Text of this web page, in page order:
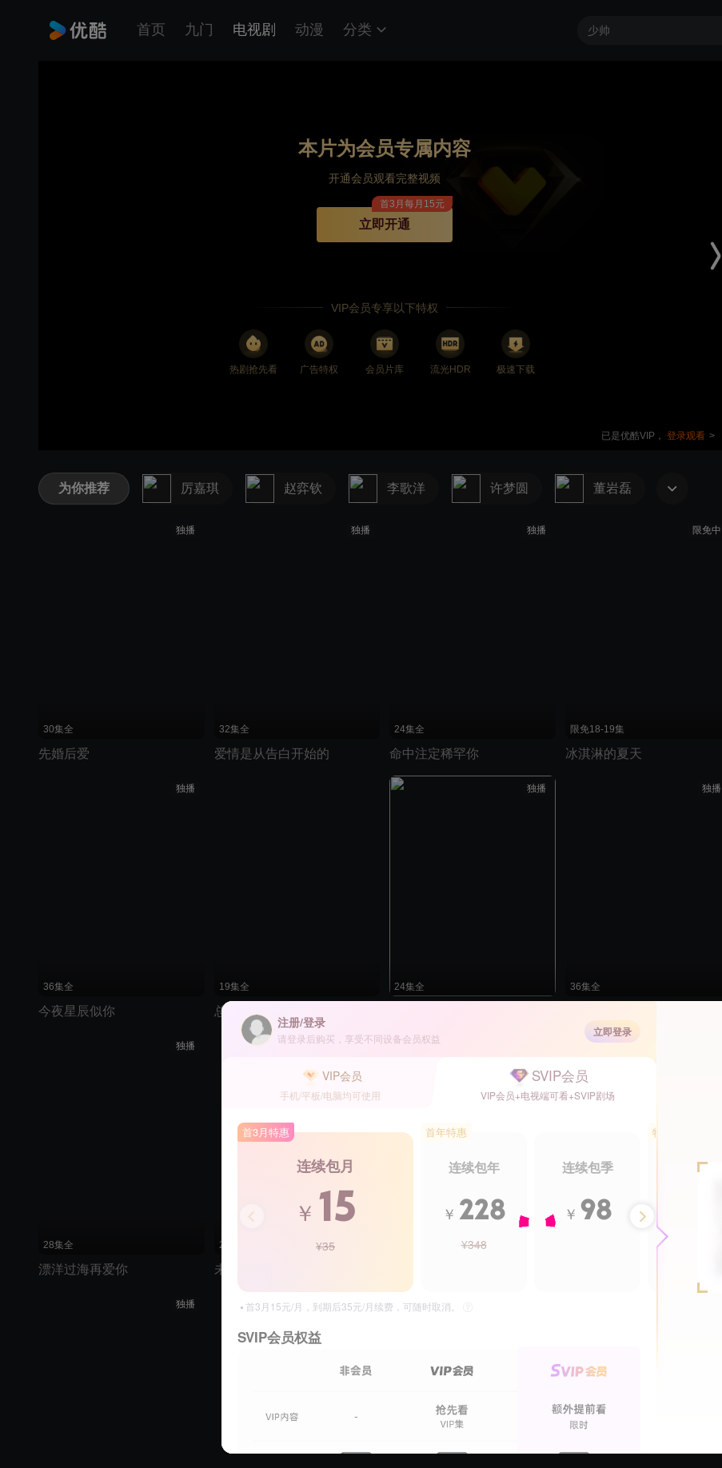
首页 九门 电视剧 动漫 分类
本片为会员专属内容
开通会员观看完整视频
立即开通
首3月每月15元
VIP会员专享以下特权
热剧抢先看 广告特权 会员片库 流光HDR 极速下载
已是优酷VIP， 登录观看 >
为你推荐 厉嘉琪 赵弈钦 李歌洋 许梦圆 董岩磊
独播
30集全
先婚后爱
独播
32集全
爱情是从告白开始的
独播
24集全
命中注定稀罕你
限免中
限免18-19集
冰淇淋的夏天
独播
36集全
今夜星辰似你
19集全
总裁的契约娇妻
独播
24集全
独播
36集全
独播
28集全
漂洋过海再爱你
独播
29集全
未经安排的青春
独播 独播
注册/登录
请登录后购买，享受不同设备会员权益 立即登录
VIP会员
手机/平板/电脑均可使用
SVIP会员
VIP会员+电视端可看+SVIP剧场
首3月特惠
连续包月
￥ 15
¥35
首年特惠
连续包年
￥ 228
¥348
连续包季
￥ 98
特惠5.5折
年卡
首3月15元/月，到期后35元/月续费，可随时取消。
SVIP会员权益